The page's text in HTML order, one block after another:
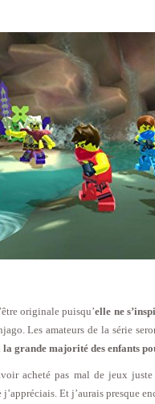
originale puisqu’elle ne
Les amateurs de la série
grande majorité des enfants
acheté pas mal de jeux
Et j’aurais presque